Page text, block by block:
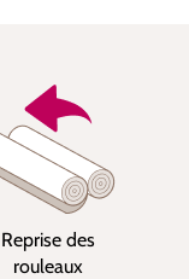
Reprise des
rouleaux